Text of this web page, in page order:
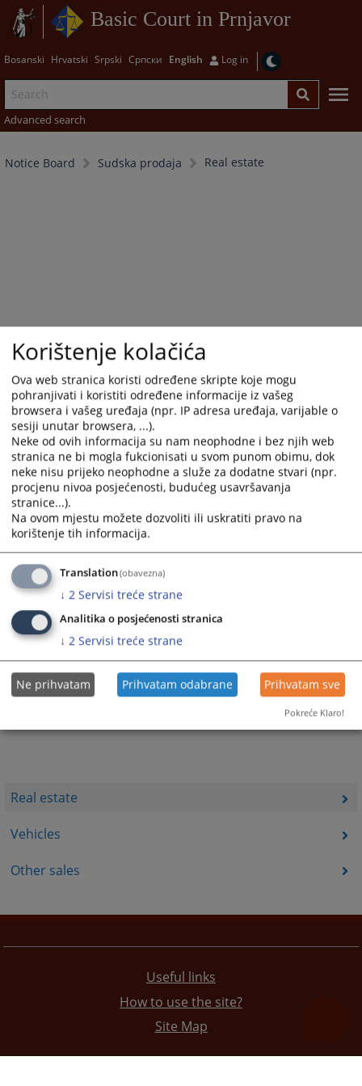
Basic Court in Prnjavor
Bosanski Hrvatski Srpski Српски English Log in
Advanced search
Notice Board Sudska prodaja Real estate
Real estate
Vehicles
Other sales
Trenutno nema vijesti
Useful links
How to use the site?
Site Map
Korištenje kolačića
Ova web stranica koristi određene skripte koje mogu
pohranjivati i koristiti određene informacije iz vašeg
browsera i vašeg uređaja (npr. IP adresa uređaja, varijable o
sesiji unutar browsera, ...).
Neke od ovih informacija su nam neophodne i bez njih web
stranica ne bi mogla fukcionisati u svom punom obimu, dok
neke nisu prijeko neophodne a služe za dodatne stvari (npr.
procjenu nivoa posjećenosti, budućeg usavršavanja
stranice...).
Na ovom mjestu možete dozvoliti ili uskratiti pravo na
korištenje tih informacija.
Translation(obavezna)
↓ 2 Servisi treće strane
Analitika o posjećenosti stranica
↓ 2 Servisi treće strane
Ne prihvatam Prihvatam odabrane Prihvatam sve
Pokreće Klaro!